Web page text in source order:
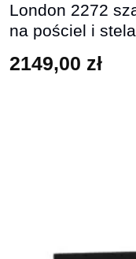
London 2272
na pościel i
2149,00 zł